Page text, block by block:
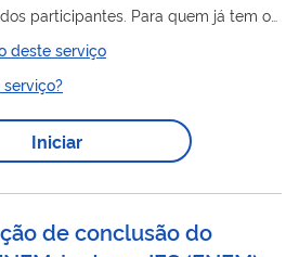
participantes. Para quem já tem o
(ou vai tirar o certificado neste ano),
Portugal ); solicitar
(veja Fies e Prouni). Você
Enemse quiser apenas testar seus
deste serviço
Iniciar
de conclusão do